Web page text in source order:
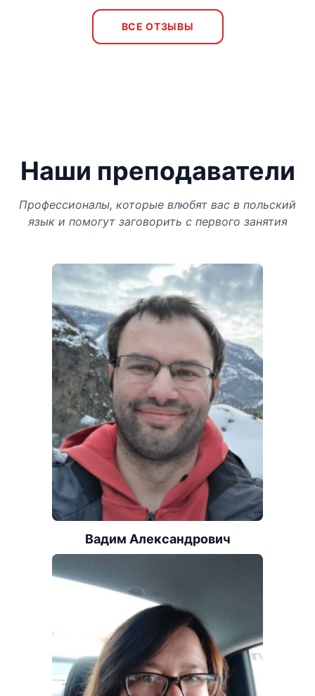
ВСЕ ОТЗЫВЫ
Наши преподаватели
Профессионалы, которые влюбят вас в польский
язык и помогут заговорить с первого занятия
Вадим Александрович